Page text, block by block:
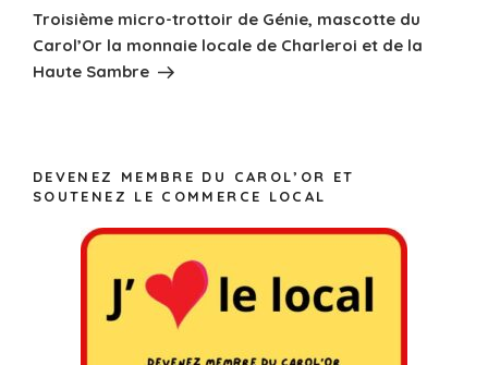
suivant
Troisième micro-trottoir de Génie, mascotte du
Carol’Or la monnaie locale de Charleroi et de la
Haute Sambre
DEVENEZ MEMBRE DU CAROL’OR ET
SOUTENEZ LE COMMERCE LOCAL